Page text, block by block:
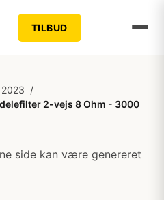
TILBUD
/
2-vejs 8 Ohm - 3000
side kan være genereret